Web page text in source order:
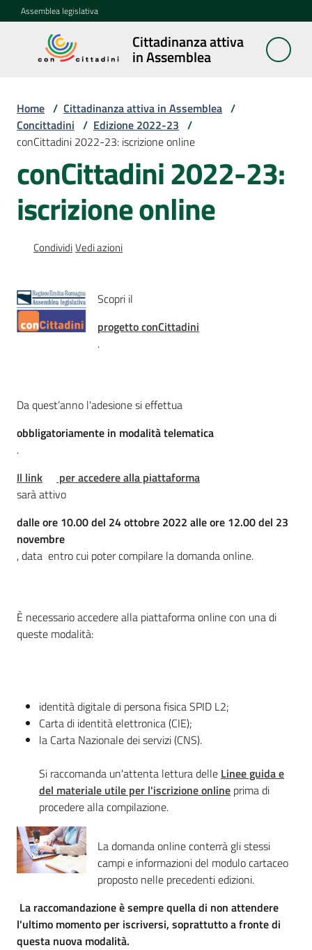
Vai al contenuto
Vai alla navigazione
Vai al footer
Assemblea legislativa
Cittadinanza attiva
in Assemblea
Cittadinanza
attiva in
Concittadini
Menu selezionato
Porte
aperte
in
Percorsi
Seguici
su
legislativa
Argomenti
Per i cittadini
Home / Cittadinanza attiva in Assemblea /
Concittadini / Edizione 2022-23 /
conCittadini 2022-23: iscrizione online
conCittadini 2022-23:
iscrizione online
CondividiVedi azioni
Scopri il
progetto conCittadini
.
Da quest’anno l'adesione si effettua
obbligatoriamente in modalità telematica
.
Il link
per accedere alla piattaforma
sarà attivo
dalle ore 10.00 del 24 ottobre 2022 alle ore 12.00 del 23
novembre
, data entro cui poter compilare la domanda online.
È necessario accedere alla piattaforma online con una di
queste modalità:
identità digitale di persona fisica SPID L2;
Carta di identità elettronica (CIE);
la Carta Nazionale dei servizi (CNS).
Si raccomanda un'attenta lettura delle Linee guida e
del materiale utile per l'iscrizione online prima di
procedere alla compilazione.
La domanda online conterrà gli stessi
campi e informazioni del modulo cartaceo
proposto nelle precedenti edizioni.
La raccomandazione è sempre quella di non attendere
l'ultimo momento per iscriversi, soprattutto a fronte di
questa nuova modalità.